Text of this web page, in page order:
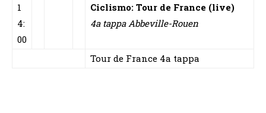
1
4:
00
Ciclismo: Tour de France (live)
4a tappa Abbeville-Rouen
Tour de France 4a tappa